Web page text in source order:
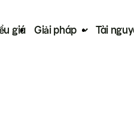
giá Giải pháp Tài